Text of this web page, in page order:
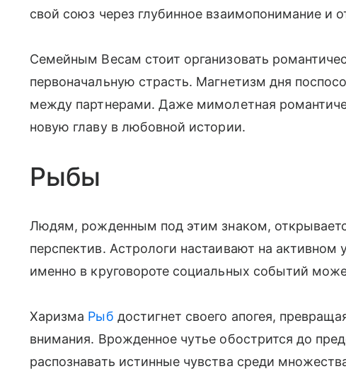
свой союз через глубинное взаимопонимание и
Семейным Весам стоит организовать
первоначальную страсть. Магнетизм дня
между партнерами. Даже мимолетная
новую главу в любовной истории.
Рыбы
Людям, рожденным под этим знаком,
перспектив. Астрологи настаивают на
именно в круговороте социальных событий
Харизма Рыб достигнет своего апогея,
внимания. Врожденное чутье обострится до
распознавать истинные чувства среди